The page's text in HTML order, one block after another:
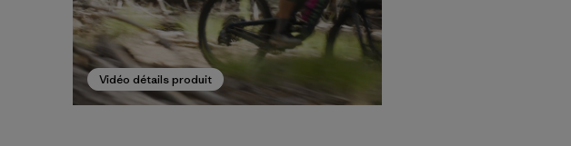
Vidéo détails produit